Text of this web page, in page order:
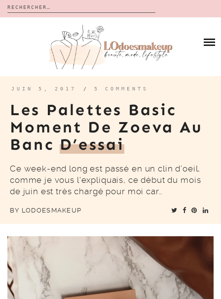
Rechercher :
CALENDRIERS DE L’AVENT
BON PLAN
À PROPOS
CONTACT
JUIN 5, 2017 / 5 COMMENTS
Les Palettes Basic
Moment De Zoeva Au
Banc D’essai
Ce week-end long est passé en un clin d’oeil,
comme je vous l’expliquais, ce début du mois
de juin est très chargé pour moi car…
BY LODOESMAKEUP